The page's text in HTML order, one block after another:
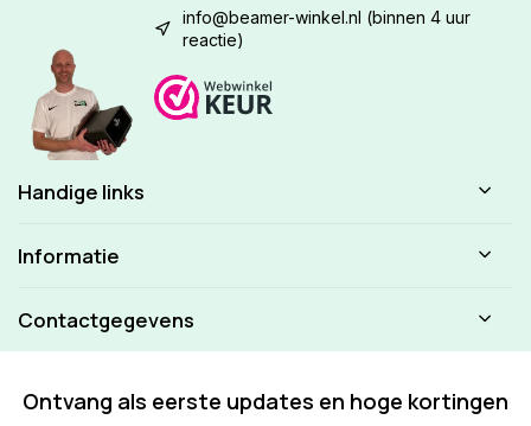
info@beamer-winkel.nl (binnen 4 uur
reactie)
Handige links
Informatie
Contactgegevens
Ontvang als eerste updates en hoge kortingen